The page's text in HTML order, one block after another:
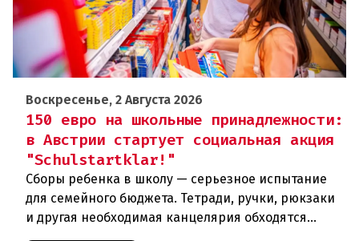
Воскресенье, 2 Августа 2026
150 евро на школьные принадлежности:
в Австрии стартует социальная акция
"Schulstartklar!"
Сборы ребенка в школу — серьезное испытание
для семейного бюджета. Тетради, ручки, рюкзаки
и другая необходимая канцелярия обходятся